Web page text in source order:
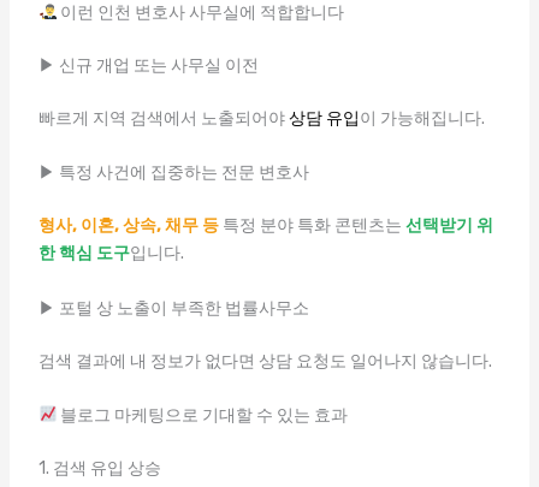
이런 인천 변호사 사무실에 적합합니다
▶ 신규 개업 또는 사무실 이전
빠르게 지역 검색에서 노출되어야상담 유입이 가능해집니다.
▶ 특정 사건에 집중하는 전문 변호사
형사, 이혼, 상속, 채무 등특정 분야 특화 콘텐츠는 선택받기 위
한 핵심 도구입니다.
▶ 포털 상 노출이 부족한 법률사무소
검색 결과에 내 정보가 없다면 상담 요청도 일어나지 않습니다.
블로그 마케팅으로 기대할 수 있는 효과
1. 검색 유입 상승